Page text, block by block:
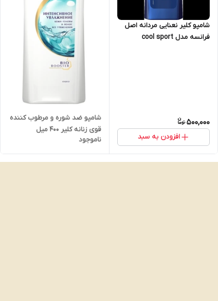
شامپو کلیر نعنایی مردانه اصل
فرانسه مدل cool sport
500,000
افزودن به سبد
شامپو ضد شوره و مرطوب کننده
قوی زنانه کلیر 400 میل
ناموجود